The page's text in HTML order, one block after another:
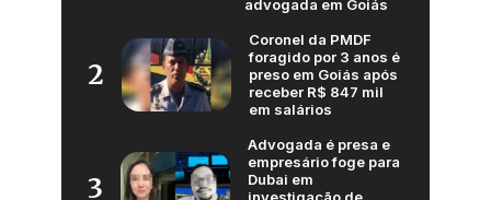
advogada em Goiás
2
Coronel da PMDF
foragido por 3 anos é
preso em Goiás após
receber R$ 847 mil
em salários
3
Advogada é presa e
empresário foge para
Dubai em